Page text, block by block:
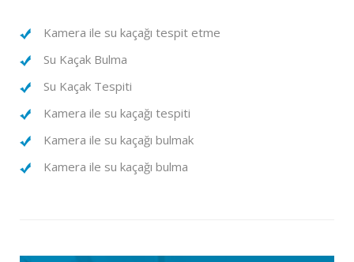
Kamera ile su kaçağı tespit etme
Su Kaçak Bulma
Su Kaçak Tespiti
Kamera ile su kaçağı tespiti
Kamera ile su kaçağı bulmak
Kamera ile su kaçağı bulma